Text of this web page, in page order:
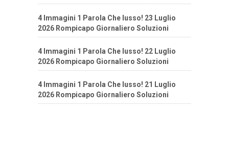
4 Immagini 1 Parola Che lusso! 23 Luglio
2026 Rompicapo Giornaliero Soluzioni
4 Immagini 1 Parola Che lusso! 22 Luglio
2026 Rompicapo Giornaliero Soluzioni
4 Immagini 1 Parola Che lusso! 21 Luglio
2026 Rompicapo Giornaliero Soluzioni